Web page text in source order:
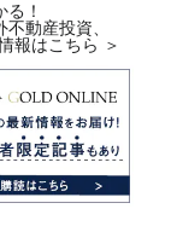
！
動産投資、
報はこちら ＞